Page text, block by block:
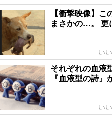
【衝撃映像】こ
まさかの…。 更
い
それぞれの血液
『血液型の詩
い